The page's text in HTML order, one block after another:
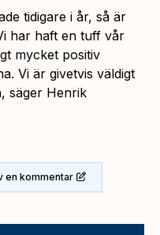
tidigare i år, så är
har haft en tuff vår
mycket positiv
Vi är givetvis väldigt
säger Henrik
en kommentar